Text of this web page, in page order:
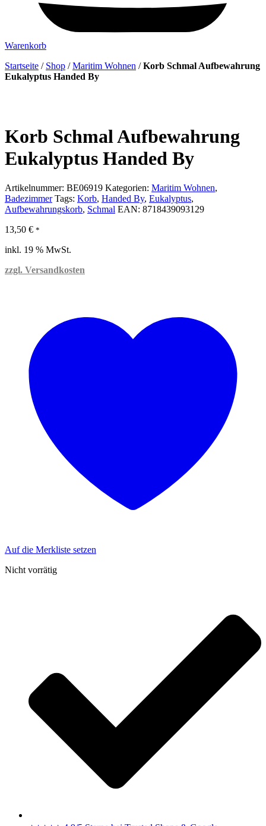
Warenkorb
Startseite / Shop /Maritim Wohnen /Korb Schmal Aufbewahrung
Eukalyptus Handed By
Korb Schmal Aufbewahrung
Eukalyptus Handed By
Artikelnummer: BE06919 Kategorien: Maritim Wohnen,
Badezimmer Tags: Korb, Handed By, Eukalyptus,
Aufbewahrungskorb, Schmal EAN: 8718439093129
13,50 € *
inkl. 19 % MwSt.
zzgl. Versandkosten
Auf die Merkliste setzen
Nicht vorrätig